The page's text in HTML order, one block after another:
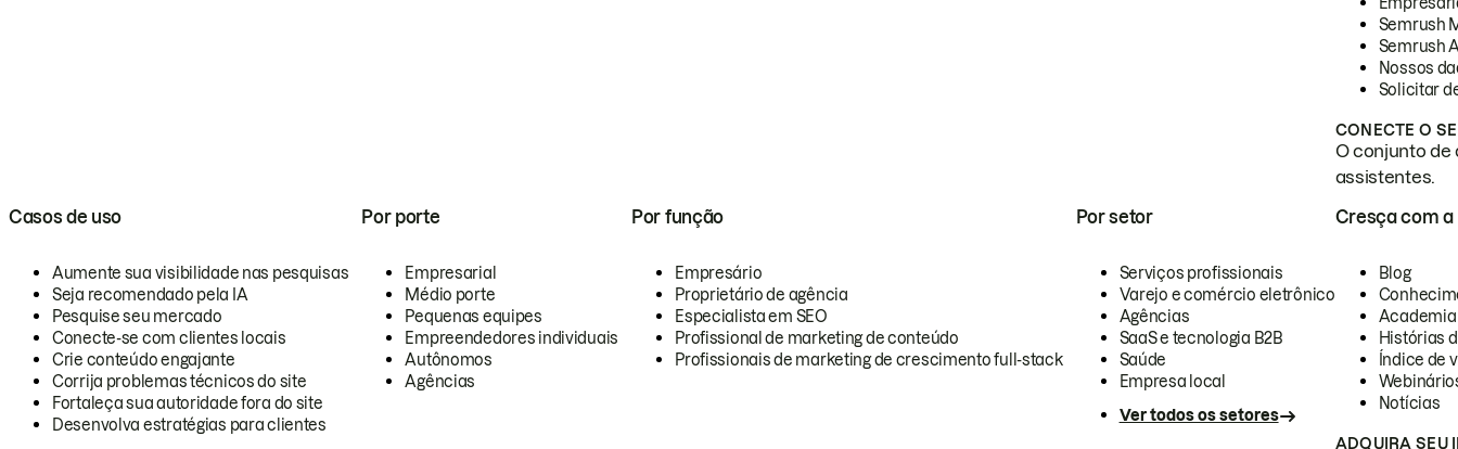
Semrush
Semrush
Nossos
Solicitar
CONECTE O
O conjunto de
assistentes.
Casos de uso
Aumente sua visibilidade nas pesquisas
Seja recomendado pela IA
Pesquise seu mercado
Conecte-se com clientes locais
Crie conteúdo engajante
Corrija problemas técnicos do site
Fortaleça sua autoridade fora do site
Desenvolva estratégias para clientes
Por porte
Empresarial
Médio porte
Pequenas equipes
Empreendedores individuais
Autônomos
Agências
Por função
Empresário
Proprietário de agência
Especialista em SEO
Profissional de marketing de conteúdo
Profissionais de marketing de crescimento full-stack
Por setor
Serviços profissionais
Varejo e comércio eletrônico
Agências
SaaS e tecnologia B2B
Saúde
Empresa local
Ver todos os setores
Cresça com a
Blog
Academia
Histórias
Índice de
Notícias
ADQUIRA SEU